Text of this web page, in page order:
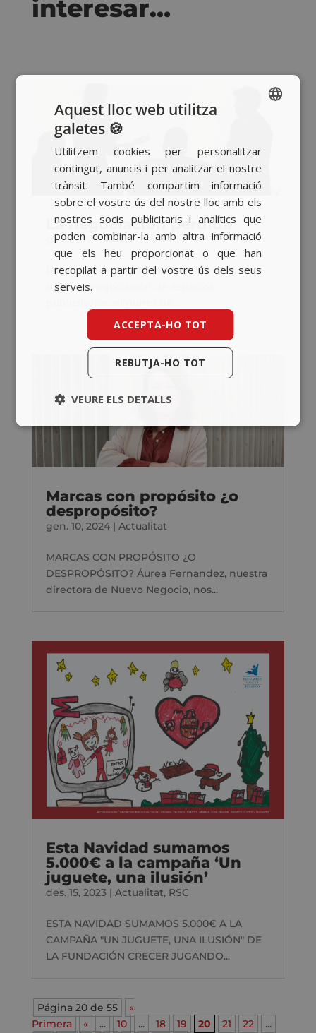
interesar…
La negociación perdida
gen. 23, 2024|Actualitat
LA NEGOCIACIÓN PERDIDAReflexiones
sobre la negociación de espacios
Marcas con propósito ¿o
despropósito?
gen. 10, 2024| Actualitat
MARCAS CON PROPÓSITO ¿O
DESPROPÓSITO? Áurea Fernandez, nuestra
directora de Nuevo Negocio, nos...
Esta Navidad sumamos
5.000€ a la campaña ‘Un
juguete, una ilusión’
des. 15, 2023| Actualitat, RSC
ESTA NAVIDAD SUMAMOS 5.000€ A LA
CAMPAÑA "UN JUGUETE, UNA ILUSIÓN" DE
LA FUNDACIÓN CRECER JUGANDO...
Página 20 de 55
«
Primera
« ... 10 ... 18 19 20 21 22
...
BASQUE
ENGLISH
Aquest lloc web utilitza
galetes 🍪
Utilitzem cookies per personalitzar
contingut, anuncis i per analitzar el nostre
trànsit. També compartim informació
sobre el vostre ús del nostre lloc amb els
nostres socis publicitaris i analítics que
poden combinar-la amb altra informació
que els heu proporcionat o que han
recopilat a partir del vostre ús dels seus
serveis.
ACCEPTA-HO TOT
REBUTJA-HO TOT
VEURE ELS DETALLS